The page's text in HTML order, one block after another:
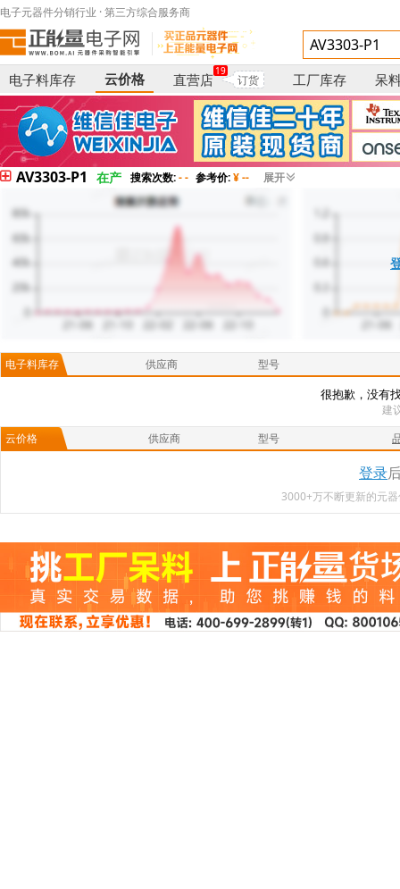
电子元器件分销行业 · 第三方综合服务商
电子料库存 云价格 直营店
19
订货 工厂库存 呆
AV3303-P1 在产 搜索次数:- - 参考价:¥ -- 展开
电子料库存 供应商 型号
很抱歉，没有
建
云价格
供应商 型号
登录
3000+万不断更新的元